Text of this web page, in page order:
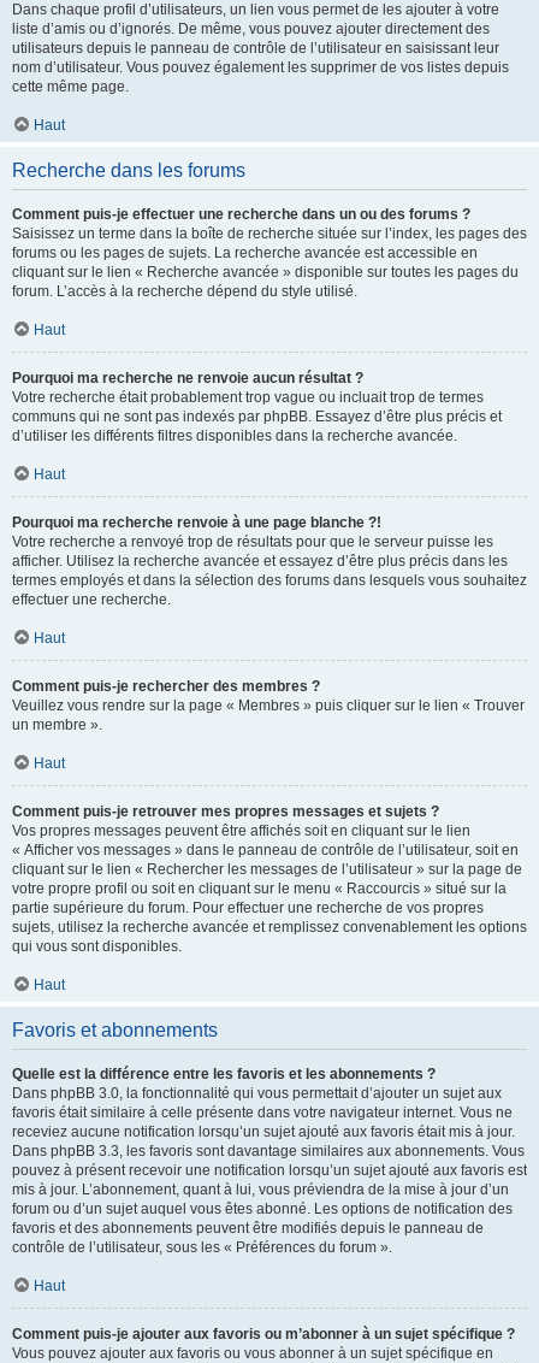
Dans chaque profil d’utilisateurs, un lien vous permet de les ajouter à votre
liste d’amis ou d’ignorés. De même, vous pouvez ajouter directement des
utilisateurs depuis le panneau de contrôle de l’utilisateur en saisissant leur
nom d’utilisateur. Vous pouvez également les supprimer de vos listes depuis
cette même page.
Haut
Recherche dans les forums
Comment puis-je effectuer une recherche dans un ou des forums ?
Saisissez un terme dans la boîte de recherche située sur l’index, les pages des
forums ou les pages de sujets. La recherche avancée est accessible en
cliquant sur le lien « Recherche avancée » disponible sur toutes les pages du
forum. L’accès à la recherche dépend du style utilisé.
Haut
Pourquoi ma recherche ne renvoie aucun résultat ?
Votre recherche était probablement trop vague ou incluait trop de termes
communs qui ne sont pas indexés par phpBB. Essayez d’être plus précis et
d’utiliser les différents filtres disponibles dans la recherche avancée.
Haut
Pourquoi ma recherche renvoie à une page blanche ?!
Votre recherche a renvoyé trop de résultats pour que le serveur puisse les
afficher. Utilisez la recherche avancée et essayez d’être plus précis dans les
termes employés et dans la sélection des forums dans lesquels vous souhaitez
effectuer une recherche.
Haut
Comment puis-je rechercher des membres ?
Veuillez vous rendre sur la page « Membres » puis cliquer sur le lien « Trouver
un membre ».
Haut
Comment puis-je retrouver mes propres messages et sujets ?
Vos propres messages peuvent être affichés soit en cliquant sur le lien
« Afficher vos messages » dans le panneau de contrôle de l’utilisateur, soit en
cliquant sur le lien « Rechercher les messages de l’utilisateur » sur la page de
votre propre profil ou soit en cliquant sur le menu « Raccourcis » situé sur la
partie supérieure du forum. Pour effectuer une recherche de vos propres
sujets, utilisez la recherche avancée et remplissez convenablement les options
qui vous sont disponibles.
Haut
Favoris et abonnements
Quelle est la différence entre les favoris et les abonnements ?
Dans phpBB 3.0, la fonctionnalité qui vous permettait d’ajouter un sujet aux
favoris était similaire à celle présente dans votre navigateur internet. Vous ne
receviez aucune notification lorsqu’un sujet ajouté aux favoris était mis à jour.
Dans phpBB 3.3, les favoris sont davantage similaires aux abonnements. Vous
pouvez à présent recevoir une notification lorsqu’un sujet ajouté aux favoris est
mis à jour. L’abonnement, quant à lui, vous préviendra de la mise à jour d’un
forum ou d’un sujet auquel vous êtes abonné. Les options de notification des
favoris et des abonnements peuvent être modifiés depuis le panneau de
contrôle de l’utilisateur, sous les « Préférences du forum ».
Haut
Comment puis-je ajouter aux favoris ou m’abonner à un sujet spécifique ?
Vous pouvez ajouter aux favoris ou vous abonner à un sujet spécifique en